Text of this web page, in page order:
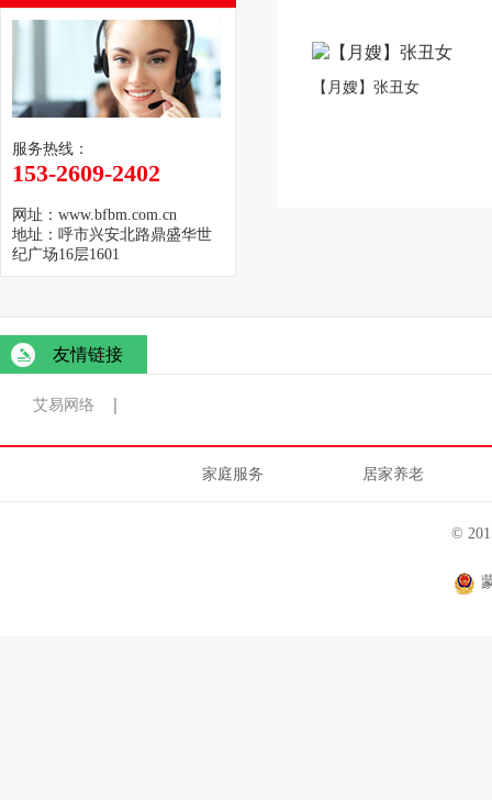
服务热线：
153-2609-2402
网址：www.bfbm.com.cn
地址：呼市兴安北路鼎盛华世
纪广场16层1601
【月嫂】张丑女
友情链接
艾易网络
家庭服务 居家养老
©